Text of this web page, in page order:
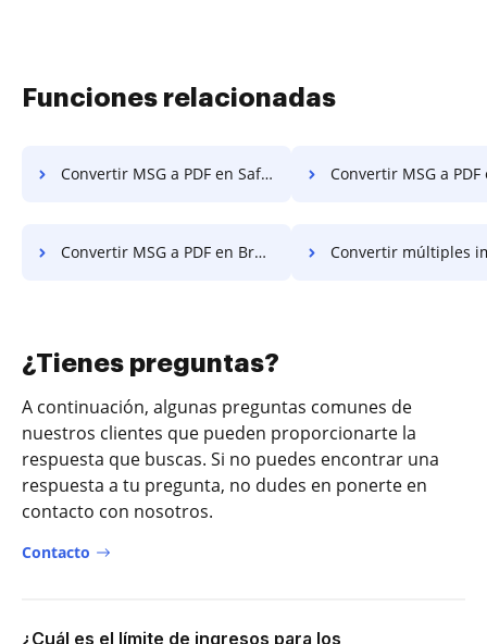
Funciones relacionadas
Convertir MSG a PDF en Safari Convertir MSG a PDF en
Convertir MSG a PDF en Brave Convertir múltiples imágenes a PDF en el
¿Tienes preguntas?
A continuación, algunas preguntas comunes de
nuestros clientes que pueden proporcionarte la
respuesta que buscas. Si no puedes encontrar una
respuesta a tu pregunta, no dudes en ponerte en
contacto con nosotros.
Contacto
¿Cuál es el límite de ingresos para los